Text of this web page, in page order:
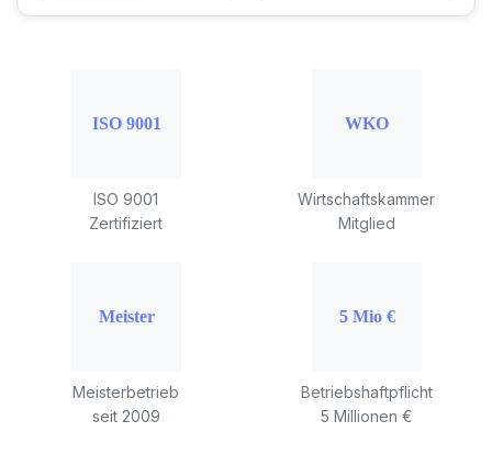
ISO 9001
Zertifiziert
Wirtschaftskammer
Mitglied
Meisterbetrieb
seit 2009
Betriebshaftpflicht
5 Millionen €